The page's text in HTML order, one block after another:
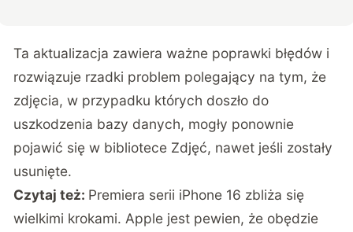
Ta aktualizacja zawiera ważne poprawki błędów i
rozwiązuje rzadki problem polegający na tym, że
zdjęcia, w przypadku których doszło do
uszkodzenia bazy danych, mogły ponownie
pojawić się w bibliotece Zdjęć, nawet jeśli zostały
usunięte.
Czytaj też: Premiera serii iPhone 16 zbliża się
wielkimi krokami. Apple jest pewien, że obędzie